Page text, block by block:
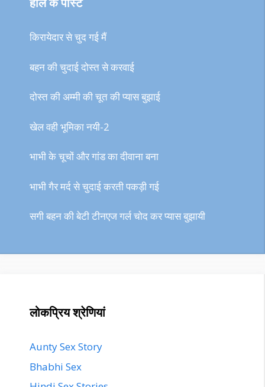
किरायेदार से चुद गई मैं
बहन की चुदाई दोस्त से करवाई
दोस्त की अम्मी की चूत की प्यास बुझाई
खेल वही भूमिका नयी-2
भाभी के चूचों और गांड का दीवाना बना
भाभी गैर मर्द से चुदाई करती पकड़ी गई
सगी बहन की बेटी टीनएज गर्ल चोद कर प्यास बुझायी
लोकप्रिय श्रेणियां
Aunty Sex Story
Bhabhi Sex